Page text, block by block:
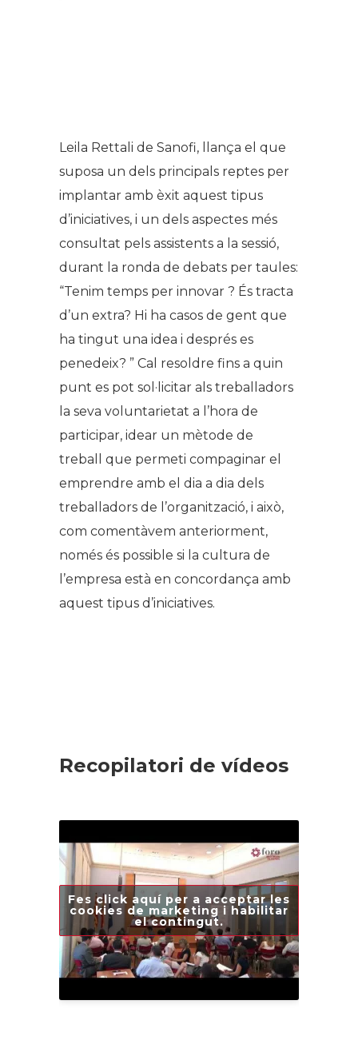
Leila Rettali de Sanofi, llança el que
suposa un dels principals reptes per
implantar amb èxit aquest tipus
d’iniciatives, i un dels aspectes més
consultat pels assistents a la sessió,
durant la ronda de debats per taules:
“Tenim temps per innovar ? És tracta
d’un extra? Hi ha casos de gent que
ha tingut una idea i després es
penedeix? ” Cal resoldre fins a quin
punt es pot sol·licitar als treballadors
la seva voluntarietat a l’hora de
participar, idear un mètode de
treball que permeti compaginar el
emprendre amb el dia a dia dels
treballadors de l’organització, i això,
com comentàvem anteriorment,
només és possible si la cultura de
l’empresa està en concordança amb
aquest tipus d’iniciatives.
Recopilatori de vídeos
Fes click aquí per a acceptar les
cookies de marketing i habilitar
el contingut.